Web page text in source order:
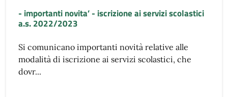
- importanti novita’ - iscrizione ai servizi scolastici
a.s. 2022/2023
Si comunicano importanti novità relative alle
modalità di iscrizione ai servizi scolastici, che
dovr...